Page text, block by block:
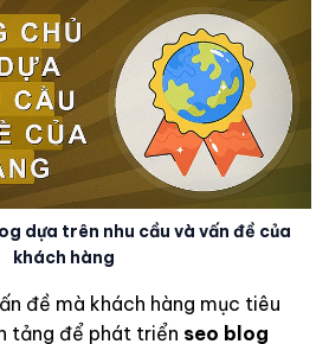
dựa trên nhu cầu và vấn đề của
khách hàng
đề mà khách hàng mục tiêu
tảng để phát triển seo blog